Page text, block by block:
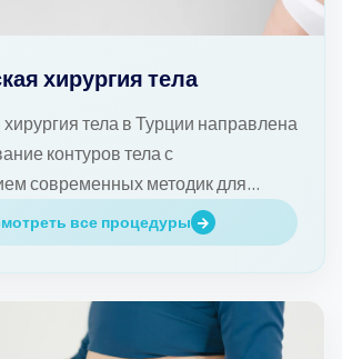
хирургия тела
хирургия тела в Турции направлена
контуров тела с
современных методик для
и долговечных
все процедуры